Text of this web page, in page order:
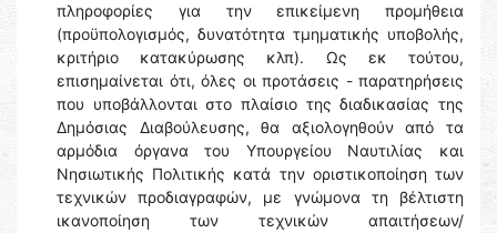
πληροφορίες για την επικείμενη προμήθεια
(προϋπολογισμός, δυνατότητα τμηματικής υποβολής,
κριτήριο κατακύρωσης κλπ). Ως εκ τούτου,
επισημαίνεται ότι, όλες οι προτάσεις - παρατηρήσεις
που υποβάλλονται στο πλαίσιο της διαδικασίας της
Δημόσιας Διαβούλευσης, θα αξιολογηθούν από τα
αρμόδια όργανα του Υπουργείου Ναυτιλίας και
Νησιωτικής Πολιτικής κατά την οριστικοποίηση των
τεχνικών προδιαγραφών, με γνώμονα τη βέλτιστη
ικανοποίηση των τεχνικών απαιτήσεων/